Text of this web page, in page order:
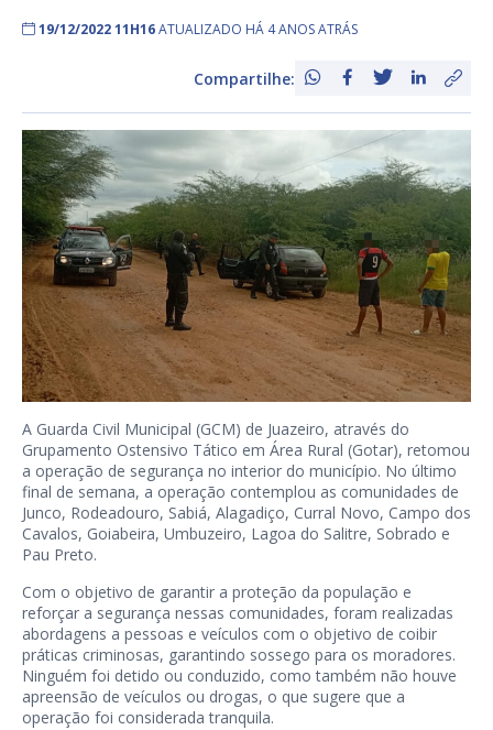
19/12/2022 11H16ATUALIZADO HÁ 4 ANOS ATRÁS
Compartilhe:
A Guarda Civil Municipal (GCM) de Juazeiro, através do
Grupamento Ostensivo Tático em Área Rural (Gotar), retomou
a operação de segurança no interior do município. No último
final de semana, a operação contemplou as comunidades de
Junco, Rodeadouro, Sabiá, Alagadiço, Curral Novo, Campo dos
Cavalos, Goiabeira, Umbuzeiro, Lagoa do Salitre, Sobrado e
Pau Preto.
Com o objetivo de garantir a proteção da população e
reforçar a segurança nessas comunidades, foram realizadas
abordagens a pessoas e veículos com o objetivo de coibir
práticas criminosas, garantindo sossego para os moradores.
Ninguém foi detido ou conduzido, como também não houve
apreensão de veículos ou drogas, o que sugere que a
operação foi considerada tranquila.